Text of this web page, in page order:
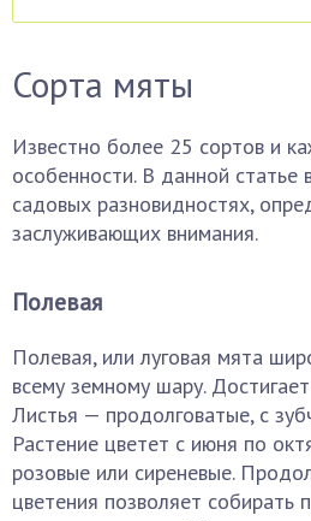
Сорта мяты
Известно более 25 сортов и
особенности. В данной статье
садовых разновидностях,
заслуживающих внимания.
Полевая
Полевая, или луговая мята
всему земному шару.
Листья — продолговатые, с
Растение цветет с июня по
розовые или сиреневые.
цветения позволяет собирать